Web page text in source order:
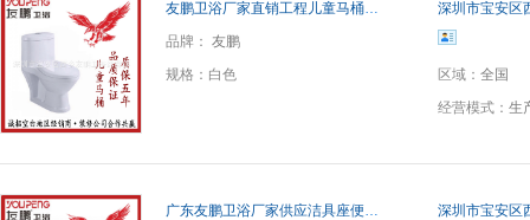
友鹏卫浴厂家直销工程儿童马桶 幼儿园座便器 陶瓷洁具儿童坐便
品牌： 友鹏
规格： 白色
深圳市宝安区
区域： 全国
经营模式： 生
广东友鹏卫浴厂家供应洁具座便器超漩式马桶坐便器 提供OEM贴牌
深圳市宝安区